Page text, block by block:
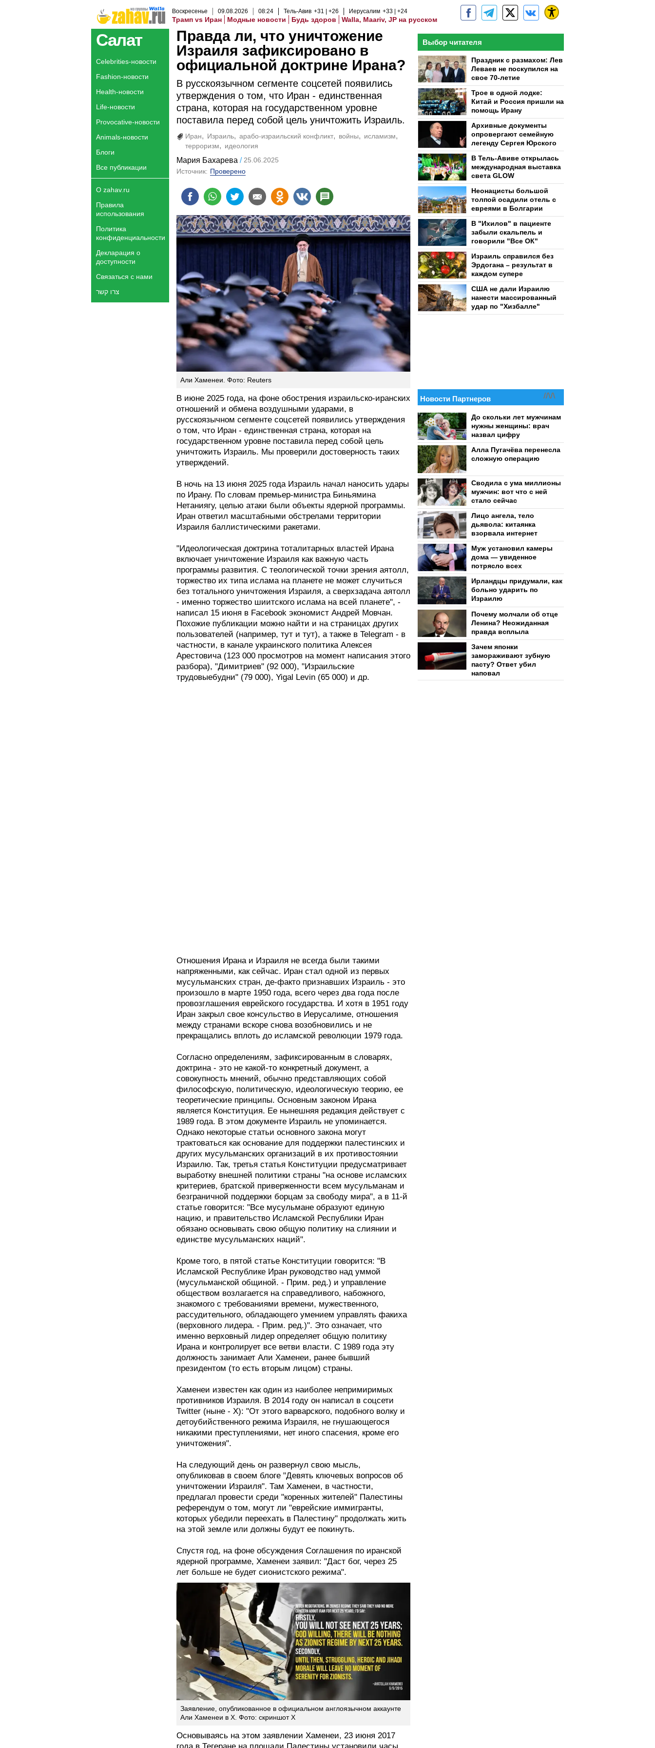
Воскресенье 09.08.2026 08:24 Тель-Авив +31 +26 Иерусалим +33 +24
Трамп vs Иран Модные новости Будь здоров Walla, Maariv, JP на русском
Салат
Celebrities-новости
Fashion-новости
Health-новости
Life-новости
Provocative-новости
Animals-новости
Блоги
Все публикации
О zahav.ru
Правила
использования
Политика
конфиденциальности
Декларация о
доступности
Связаться с нами
צרו קשר
Правда ли, что уничтожение
Израиля зафиксировано в
официальной доктрине Ирана?
В русскоязычном сегменте соцсетей появились
утверждения о том, что Иран - единственная
страна, которая на государственном уровне
поставила перед собой цель уничтожить Израиль.
Иран Израиль арабо-израильский конфликт войны
исламизм
терроризм
идеология
Мария Бахарева
25.06.2025
Источник: Проверено
Али Хаменеи. Фото: Reuters
В июне 2025 года, на фоне обострения израильско-иранских
отношений и обмена воздушными ударами, в
русскоязычном сегменте соцсетей появились утверждения
о том, что Иран - единственная страна, которая на
государственном уровне поставила перед собой цель
уничтожить Израиль. Мы проверили достоверность таких
утверждений.
В ночь на 13 июня 2025 года Израиль начал наносить удары
по Ирану. По словам премьер-министра Биньямина
Нетаниягу, целью атаки были объекты ядерной программы.
Иран ответил масштабными обстрелами территории
Израиля баллистическими ракетами.
"Идеологическая доктрина тоталитарных властей Ирана
включает уничтожение Израиля как важную часть
программы развития. С теологической точки зрения аятолл,
торжество их типа ислама на планете не может случиться
без тотального уничтожения Израиля, а сверхзадача аятолл
- именно торжество шиитского ислама на всей планете", -
написал 15 июня в Facebook экономист Андрей Мовчан.
Похожие публикации можно найти и на страницах других
пользователей (например, тут и тут), а также в Telegram - в
частности, в канале украинского политика Алексея
Арестовича (123 000 просмотров на момент написания этого
разбора), "Димитриев" (92 000), "Израильские
трудовыебудни" (79 000), Yigal Levin (65 000) и др.
Отношения Ирана и Израиля не всегда были такими
напряженными, как сейчас. Иран стал одной из первых
мусульманских стран, де-факто признавших Израиль - это
произошло в марте 1950 года, всего через два года после
провозглашения еврейского государства. И хотя в 1951 году
Иран закрыл свое консульство в Иерусалиме, отношения
между странами вскоре снова возобновились и не
прекращались вплоть до исламской революции 1979 года.
Согласно определениям, зафиксированным в словарях,
доктрина - это не какой-то конкретный документ, а
совокупность мнений, обычно представляющих собой
философскую, политическую, идеологическую теорию, ее
теоретические принципы. Основным законом Ирана
является Конституция. Ее нынешняя редакция действует с
1989 года. В этом документе Израиль не упоминается.
Однако некоторые статьи основного закона могут
трактоваться как основание для поддержки палестинских и
других мусульманских организаций в их противостоянии
Израилю. Так, третья статья Конституции предусматривает
выработку внешней политики страны "на основе исламских
критериев, братской приверженности всем мусульманам и
безграничной поддержки борцам за свободу мира", а в 11-й
статье говорится: "Все мусульмане образуют единую
нацию, и правительство Исламской Республики Иран
обязано основывать свою общую политику на слиянии и
единстве мусульманских наций".
Кроме того, в пятой статье Конституции говорится: "В
Исламской Республике Иран руководство над уммой
(мусульманской общиной. - Прим. ред.) и управление
обществом возлагается на справедливого, набожного,
знакомого с требованиями времени, мужественного,
рассудительного, обладающего умением управлять факиха
(верховного лидера. - Прим. ред.)". Это означает, что
именно верховный лидер определяет общую политику
Ирана и контролирует все ветви власти. С 1989 года эту
должность занимает Али Хаменеи, ранее бывший
президентом (то есть вторым лицом) страны.
Хаменеи известен как один из наиболее непримиримых
противников Израиля. В 2014 году он написал в соцсети
Twitter (ныне - X): "От этого варварского, подобного волку и
детоубийственного режима Израиля, не гнушающегося
никакими преступлениями, нет иного спасения, кроме его
уничтожения".
На следующий день он развернул свою мысль,
опубликовав в своем блоге "Девять ключевых вопросов об
уничтожении Израиля". Там Хаменеи, в частности,
предлагал провести среди "коренных жителей" Палестины
референдум о том, могут ли "еврейские иммигранты,
которых убедили переехать в Палестину" продолжать жить
на этой земле или должны будут ее покинуть.
Спустя год, на фоне обсуждения Соглашения по иранской
ядерной программе, Хаменеи заявил: "Даст бог, через 25
лет больше не будет сионистского режима".
Заявление, опубликованное в официальном англоязычном аккаунте
Али Хаменеи в X. Фото: скриншот X
Основываясь на этом заявлении Хаменеи, 23 июня 2017
Выбор читателя
Праздник с размахом: Лев
Леваев не поскупился на
свое 70-летие
Трое в одной лодке:
Китай и Россия пришли на
помощь Ирану
Архивные документы
опровергают семейную
легенду Сергея Юрского
В Тель-Авиве открылась
международная выставка
света GLOW
Неонацисты большой
толпой осадили отель с
евреями в Болгарии
В "Ихилов" в пациенте
забыли скальпель и
говорили "Все ОК"
Израиль справился без
Эрдогана – результат в
каждом супере
США не дали Израилю
нанести массированный
удар по "Хизбалле"